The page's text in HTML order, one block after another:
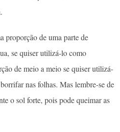
proporção de uma parte de
se quiser utilizá-lo como
de meio a meio se quiser utilizá-
nas folhas. Mas lembre-se de
o sol forte, pois pode queimar as